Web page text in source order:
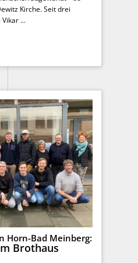
Kirche. Seit drei
...
Horn-Bad Meinberg:
Brothaus